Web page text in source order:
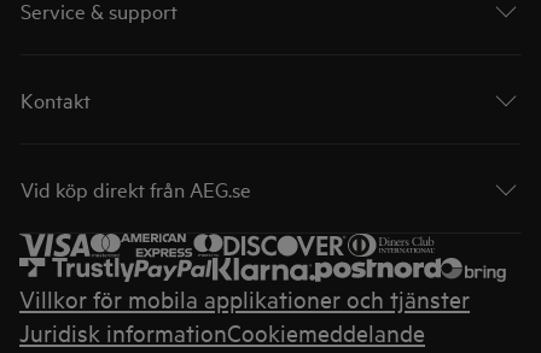
Service & support
Kontakt
Vid köp direkt från AEG.se
Villkor för mobila applikationer och tjänster
Juridisk informationCookiemeddelande